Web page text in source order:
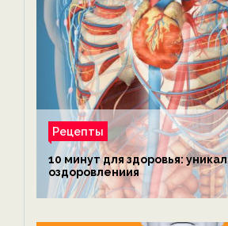
Рецепты
10 минут для здоровья:
оздоровлениия